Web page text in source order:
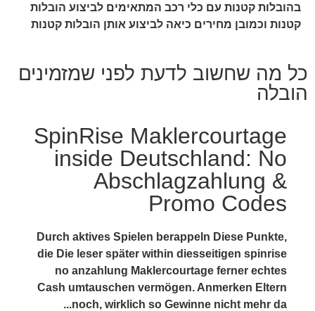
בהובלות קטנות עם כלי רכב המתאימים לביצוע הובלות
קטנות וכמובן מחירים כיאה לביצוע אותן הובלות קטנות
כל מה שחשוב לדעת לפני שמזמינים
הובלה
SpinRise Maklercourtage
inside Deutschland: No
Abschlagzahlung &
Promo Codes
Durch aktives Spielen berappeln Diese Punkte,
die Die leser später within diesseitigen spinrise
no anzahlung Maklercourtage ferner echtes
Cash umtauschen vermögen. Anmerken Eltern
noch, wirklich so Gewinne nicht mehr da...